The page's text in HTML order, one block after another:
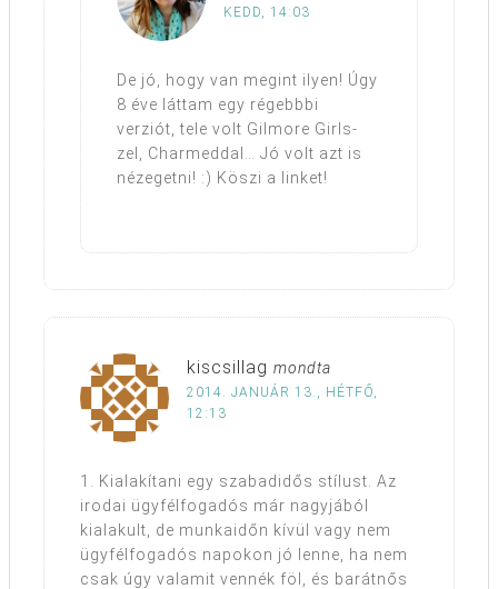
KEDD, 14:03
De jó, hogy van megint ilyen! Úgy
8 éve láttam egy régebbbi
verziót, tele volt Gilmore Girls-
zel, Charmeddal… Jó volt azt is
nézegetni! :) Köszi a linket!
kiscsillag mondta
2014. JANUÁR 13., HÉTFŐ,
12:13
1. Kialakítani egy szabadidős stílust. Az
irodai ügyfélfogadós már nagyjából
kialakult, de munkaidőn kívül vagy nem
ügyfélfogadós napokon jó lenne, ha nem
csak úgy valamit vennék föl, és barátnős